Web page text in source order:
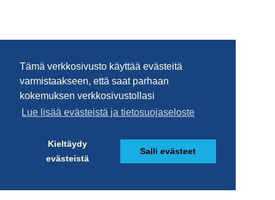
Tämä verkkosivusto käyttää evästeitä
varmistaakseen, että saat parhaan
kokemuksen verkkosivustollasi
Lue lisää evästeistä ja tietosuojaseloste
Kieltäydy
evästeistä
Salli evästeet